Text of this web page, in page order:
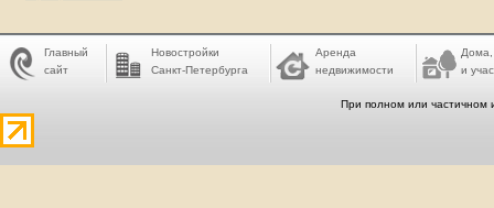
Главный
сайт
Новостройки
Санкт-Петербурга
Аренда
недвижимости
Дома,
и
При полном или частичном